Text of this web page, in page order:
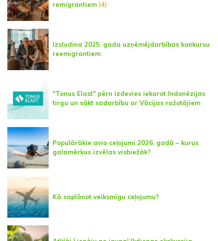
remigrantiem (4)
Izsludina 2025. gada uzņēmējdarbības konkursu
reemigrantiem
"Tonus Elast" pērn izdevies iekarot Indonēzijas
tirgu un sākt sadarbību ar Vācijas ražotājiem
Populārākie avio ceļojumi 2026. gadā – kurus
galamērķus izvēlas visbiežāk?
Kā saplānot veiksmīgu ceļojumu?